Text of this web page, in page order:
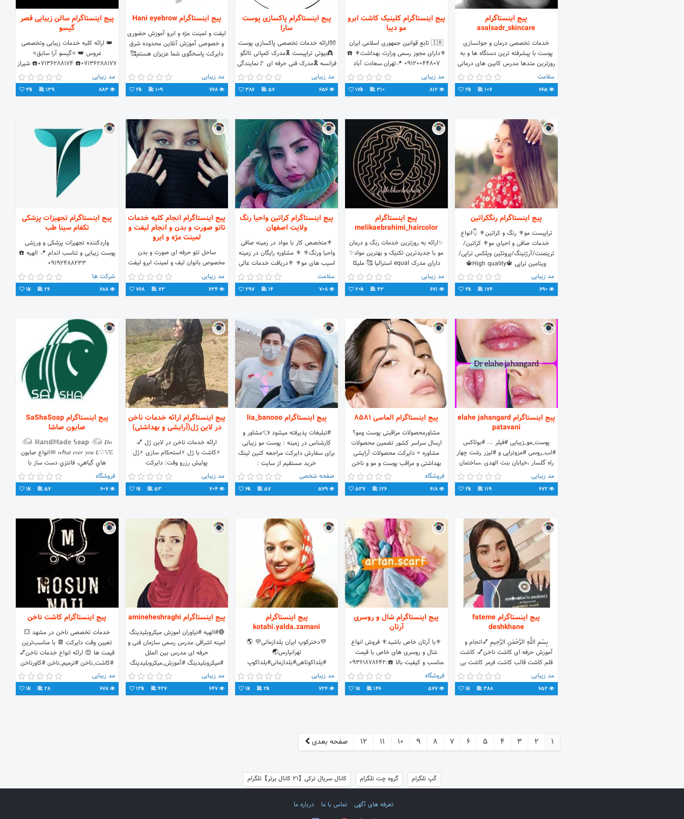
پیج اینستاگرام
asalsadr_skincare
خدمات تخصصی درمان و جوانسازی
پوست با پیشرفته ترین دستگاه ها و به
روزترین متدها مدرس کابین های درمانی
پوست با ارائه مدرک معتبر
@elhaam__alofteh
سلامت
665
107
2k
پیج اینستاگرام کلینیک کاشت ابرو
مو دیبا
🇮🇷 تابع قوانین جمهوری اسلامی ایران
⚜️دارای مجوز رسمی وزارت بهداشت⚜️ ☎️
09120044807 📍تهران.سعادت آباد
•کاشت مو •کاشت ابرو •میکروگرافت
جهت رزرو وقت 👇
مد زیبایی
812
310
17k
پیج اینستاگرام پاکسازی پوست
سارا
👐ارائه خدمات تخصصی پاکسازی پوست
👸بیوتی تراپیست 🎗مدرک کمپانی تالگو
فرانسه 🎗مدرک فنی حرفه ای 🚩نمایندگی
محصولات Trust شهران فلکه۲ ساختمان
بانک کشاورزی پ۱۶ واحد۵
مد زیبایی
656
57
386
پیج اینستاگرام Hani eyebrow
لیفت و لمینت مژه و ابرو آموزش حضوری
و خصوصی آموزش آنلاین محدوده شرق
دایرکت پاسخگوی شما عزیزان هستم🥰
مد زیبایی
768
109
2k
پیج اینستاگرام سالن زیبایی قصر
گیسو
👑 ارائه کلیه خدمات زیبایی وتخصصی
عروس 👑 ⭐گیسو آرا سابق⭐
۰۷۱۳۶۲۸۸۱۷۷☎️ ۰۷۱۳۶۲۸۸۱۷۴☎️ شیراز
،قصرالدشت، نبش کوچه ۵۹/۲ ،
پلاک۴۶۹ 📍 👇برای زیبایی کلیک کن
مد زیبایی
883
139
3k
پیج اینستاگرام رنگکراتین
تراپیست مو⚜ رنگ و کراتین⚜ 👇انواع
خدمات صافی و احیای مو⚜ کراتین/
تریتمنت/آرژنینگ/پروتئین وپلکس تراپی/
ویتامین تراپی 🔱High quality🔱
#کراتین#اراک
مد زیبایی
690
174
2k
پیج اینستاگرام
melikaebrahimi_haircolor
✨ارائه به روزترين خدمات رنگ و درمان
مو با جدیدترین تکنیک و بهترین مواد✨
دارای مدرک equal استرالیا 🥰 ملیکا
ابراهیمی📱09128157026 📍تهران
مد زیبایی
43
20k
پیج اینستاگرام کراتین واحیا رنگ
ولایت اصفهان
⚜متخصص کار با مواد در زمینه صافی
واحیا ورنگ⚜ ⚜ مشاوره رایگان در زمینه
اسیب های مو⚜ ⚜دریافت خدمات عالی
باکمترین هزینه⚜ ⚜آموزش تواستوری⚜
#اصفهان_کراتین
سلامت
708
14
297
پیج اینستاگرام انجام کلیه خدمات
تاتو صورت و بدن و انجام لیفت و
لمینت مژه و ابرو
ساحل تتو حرفه ای صورت و بدن
مخصوص بانوان لیف و لمینت ابرو لیفت
و لمینت مژه
مد زیبایی
634
73
768
پیج اینستاگرام تجهیزات پزشکی
تکفام سینا طب
واردکننده تجهیزات پزشکی و ورزشی
پوست زیبایی و تناسب اندام 📍 الهیه ☎️
09192488233
شرکت ها
688
26
1k
پیج اینستاگرام elahe jahangard
patavani
پوست_مو_زیبایی #فیلر ... #بوتاکس
#لب_روسی #مزوتراپی و #لیزر رشت چهار
راه گلسار ،خیابان بنت الهدی ،ساختمان
آیلا جهت هماهنگی دایرکت و تماس
0903 2918398
مد زیبایی
672
119
2k
پیج اینستاگرام الماسی ۸۵۸۱
مشاورمحصولات مراقبتی پوست ومو؟
ارسال سراسر کشور تضمین محصولات
مشاوره = دایرکت محصولات آرایشی
بهداشتی و مراقب پوست و مو و ناخن
فروش محصول شرکت #نفیسفروشگاه
618
126
537
پیج اینستاگرام lia_banooo
#تبلیغات پذیرفته میشود 👈مشاور و
کارشناس در زمینه : پوست مو زیبایی
برای سفارش دایرکت مراجعه کنین لینک
خرید مستقیم از سایت :
صفحه شخصی
579
57
6k
پیج اینستاگرام ارائه خدمات ناخن
در لاین ژل(آرایشی و بهداشتی)
ارائه خدمات ناخن در لاین ژل 💅
⚡کاشت با ژل ⚡استحکام سازی ⚡ژل
پولیش رزرو وقت: دایرکت
۰۹۱۳۸۲۸۰۸۰۳🤳 Zahra Beygi
مد زیبایی
704
53
1k
پیج اینستاگرام SaShaSoap
صابون صاشا
𓃰 ℍ𝕒𝕟𝕕𝕄𝕒𝕕𝕖 𝕊𝕠𝕒𝕡 𓃰 𝐷𝑜
𝑤ℎ𝑎𝑡 𝑒𝑣𝑒𝑟 𝑦𝑜𝑢 𝐿♡︎𝚅𝙴 🧼انواع صابون
هاي گياهي، فانتزي دست ساز با
فرمولاسيون نوين🧼 فروش آنلاين🟢
سفارش از طريق دايركت📲 📞0923
293 7306
فروشگاه
607
57
1k
پیج اینستاگرام fateme
deshkhane
بِسْمِ اللَّهِ الرَّحْمَنِ الرَّحِیمِ 💅انجام و
آموزش حرفه ای کاشت ناخن💅 کاشت
قلم کاشت قالب کاشت فرمر کاشت بی
بی بومر کاشت ماربل کاشت مرمریت
ژلیش ناخن⁦
مد زیبایی
652
388
1k
پیج اینستاگرام شال و روسری
آرتان
⚜️با آرتان خاص باشید⚜️ فروش‌ انواع
شال و روسری های خاص با قیمت
مناسب و کیفیت بالا ☎️:09361878642
📦ارسال به تمام نقاط کشور با پست
۱۰هزار تومان📦
فروشگاه
577
146
1k
پیج اینستاگرام
kotahi.yalda.zamani
💜دخترکوپ ایران یلدازمانی💜 🌎
تهرانپارس🌏
#یلداکوتاهی#یلدازمانی#یلداکوپ
@haircut.yalda.zamani
@kotahi.yalda.zamani برای رزرووقت
روی لینک زیر کلیک کنید👇
مد زیبایی
724
2k
1k
پیج اینستاگرام amineheshraghi
🔴#الهیه #نياوران اموزش میکروبلیدینگ
امینه اشراقی مدرس رسمی سازمان فنی و
حرفه ای مدرس بین الملل
#میکروبلیدینگ #آموزش_میکروبلیدینگ
#اکستنشن_مژه #pmuمد زیبایی
647
427
13k
پیج اینستاگرام کاشت ناخن
خدمات تخصصی ناخن در مشهد 💥
تعیین وقت دایرکت 📆 با مناسب‌ترین
قیمت ها 😍 ارائه انواع خدمات ناخن💅
#کاشت_ناخن #ترمیم_ناخن #کاورناخن
#ژلیش_ناخن_طبیعی مد زیبایی
678
28
1k
1
2
3
4
5
6
7
8
9
10
11
12 صفحه بعدی
گپ تلگرام گروه چت تلگرام کانال سریال ترکی【21 کانال برتر】تلگرام
تعرفه های آگهی تماس با ما درباره ما